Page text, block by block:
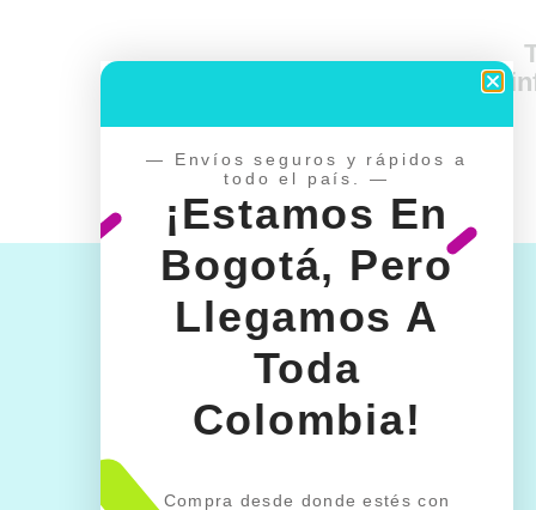
— Envíos seguros y rápidos a
todo el país. —
¡Estamos En
Bogotá, Pero
Llegamos A
Toda
Colombia!
Compra desde donde estés con